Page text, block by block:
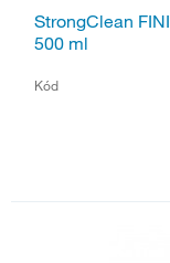
StrongClean
500 ml
Kód